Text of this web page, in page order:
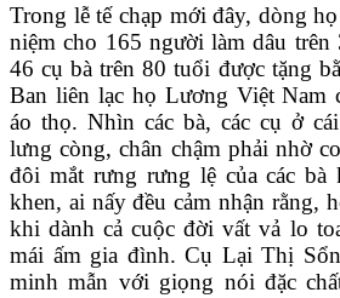
Trong lễ tế chạp mới đây, dòng
niệm cho 165 người làm dâu trên
46 cụ bà trên 80 tuổi được tặng
Ban liên lạc họ Lương Việt Nam
áo thọ. Nhìn các bà, các cụ ở
lưng còng, chân chậm phải nhờ
đôi mắt rưng rưng lệ của các bà
khen, ai nấy đều cảm nhận rằng,
khi dành cả cuộc đời vất vả lo
mái ấm gia đình. Cụ Lại Thị
minh mẫn với giọng nói đặc